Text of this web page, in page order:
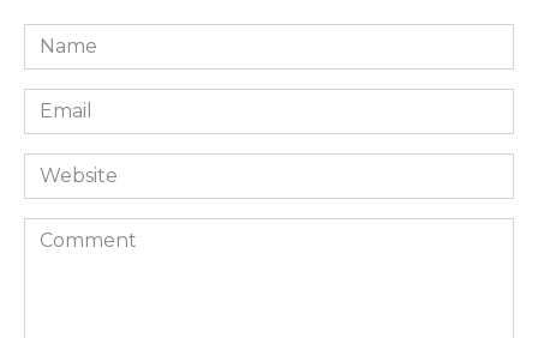
Name
*
Email
*
Website
Comment